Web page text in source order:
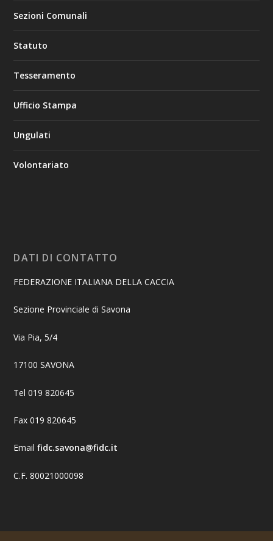
Sezioni Comunali
Statuto
Tesseramento
Ufficio Stampa
Ungulati
Volontariato
DATI DI CONTATTO
FEDERAZIONE ITALIANA DELLA CACCIA
Sezione Provinciale di Savona
Via Pia, 5/4
17100 SAVONA
Tel 019 820645
Fax 019 820645
Emailfidc.savona@fidc.it
C.F. 80021000098